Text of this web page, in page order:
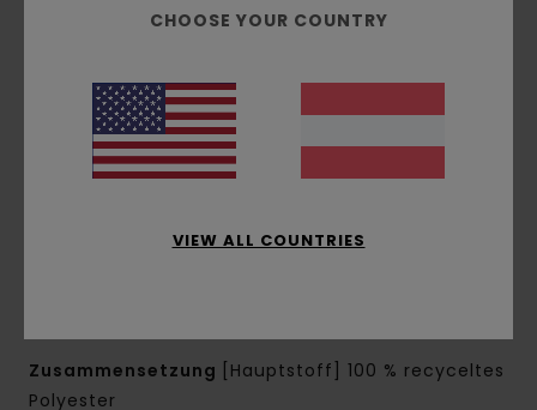
Imprägnierung [DWR], um trocken zu halten und
Kragen:Kapuzenkragen
Ärmel:Lange Ärmel
Verschluss:Reißverschluss
Sherpa-Futter aus Polyester
Zusammensetzung
[Hauptstoff] 100 % recyceltes
Polyester
CHOOSE YOUR COUNTRY
VIEW ALL COUNTRIES